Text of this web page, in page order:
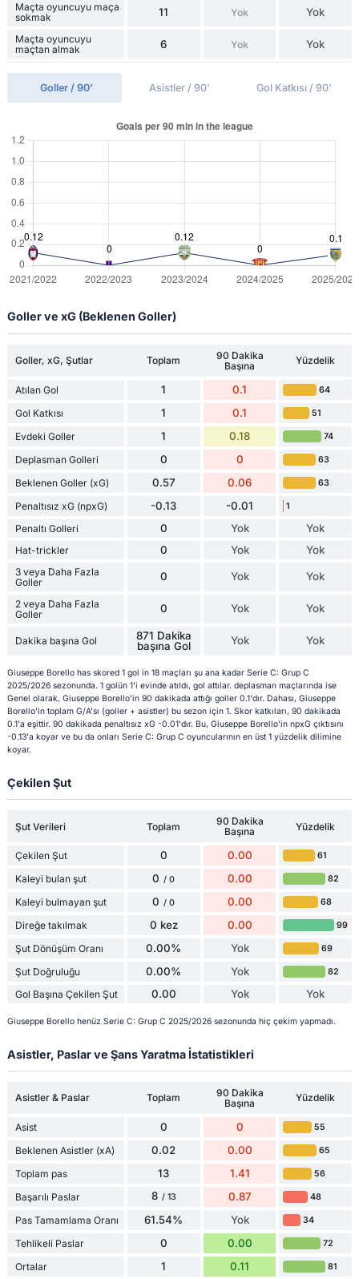
Maçta oyuncuyu maça
sokmak
11 Yok Yok
Maçta oyuncuyu
maçtan almak
6 Yok Yok
Goller / 90' Asistler / 90' Gol Katkısı / 90'
Goller ve xG (Beklenen Goller)
Goller, xG, Şutlar Toplam
90 Dakika
Başına
Yüzdelik
Atılan Gol 1 0.1 64
Gol Katkısı 1 0.1 51
Evdeki Goller 1 0.18 74
Deplasman Golleri 0 0 63
Beklenen Goller (xG) 0.57 0.06 63
Penaltısız xG (npxG) -0.13 -0.01 1
Penaltı Golleri 0 Yok Yok
Hat-trickler 0 Yok Yok
3 veya Daha Fazla
Goller
0 Yok Yok
2 veya Daha Fazla
Goller
0 Yok Yok
Dakika başına Gol
871 Dakika
başına Gol
Yok Yok
Giuseppe Borello has skored 1 gol in 18 maçları şu ana kadar Serie C: Grup C
2025/2026 sezonunda. 1 golün 1'i evinde atıldı, gol attılar. deplasman maçlarında ise
Genel olarak, Giuseppe Borello'in 90 dakikada attığı goller 0.1'dır. Dahası, Giuseppe
Borello'in toplam G/A'sı (goller + asistler) bu sezon için 1. Skor katkıları, 90 dakikada
0.1'a eşittir. 90 dakikada penaltısız xG -0.01'dır. Bu, Giuseppe Borello'in npxG çıktısını
-0.13'a koyar ve bu da onları Serie C: Grup C oyuncularının en üst 1 yüzdelik dilimine
koyar.
Çekilen Şut
Şut Verileri Toplam
90 Dakika
Başına
Yüzdelik
Çekilen Şut 0 0.00 61
Kaleyi bulan şut 0 / 0 0.00 82
Kaleyi bulmayan şut 0 / 0 0.00 68
Direğe takılmak 0 kez 0.00 99
Şut Dönüşüm Oranı 0.00% Yok 69
Şut Doğruluğu 0.00% Yok 82
Gol Başına Çekilen Şut 0.00 Yok Yok
Giuseppe Borello henüz Serie C: Grup C 2025/2026 sezonunda hiç çekim yapmadı.
Asistler, Paslar ve Şans Yaratma İstatistikleri
Asistler & Paslar Toplam
90 Dakika
Başına
Yüzdelik
Asist 0 0 55
Beklenen Asistler (xA) 0.02 0.00 65
Toplam pas 13 1.41 56
Başarılı Paslar 8 / 13 0.87 48
Pas Tamamlama Oranı 61.54% Yok 34
Tehlikeli Paslar 0 0.00 72
Ortalar 1 0.11 81